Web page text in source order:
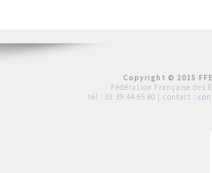
Copyright © 2015
Fédération Française des
tél : 01 39 44 65 80 | contact :